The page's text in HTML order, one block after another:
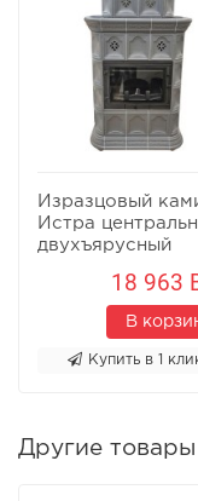
Изразцовый
Истра
двухъярусный
18 963
В
Купить в 1
Другие товары